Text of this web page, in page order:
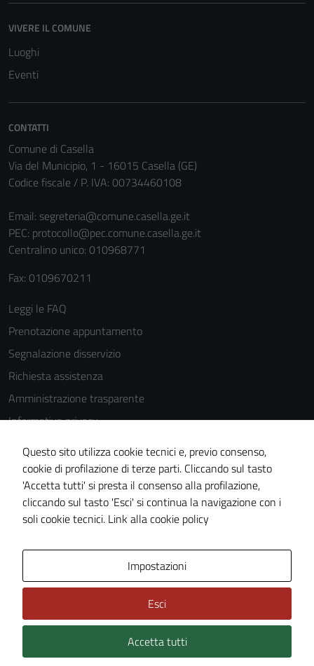
VIVERE IL COMUNE
Luoghi
Eventi
CONTATTI
Comune di Casella
Via del Municipio, 1 - 16015 Casella (GE)
Codice fiscale / P. IVA: 00734460108
Email: segreteria@comune.casella.ge.it
PEC: protocollo@pec.comune.casella.ge.it
Centralino unico: 010968771
Fax: 0109670211
Leggi le FAQ
Prenotazione appuntamento
Segnalazione disservizio
Richiesta assistenza
Amministrazione trasparente
Informativa privacy
Cookie Policy
Note legali
Dichiarazione di accessibilità
Piano di miglioramento del sito
Technical Design s.r.l.
Questo sito utilizza cookie tecnici e, previo consenso,
cookie di profilazione di terze parti. Cliccando sul tasto
'Accetta tutti' si presta il consenso alla profilazione,
cliccando sul tasto 'Esci' si continua la navigazione con i
soli cookie tecnici. Link alla cookie policy
Impostazioni
Esci
Accetta tutti
per il
possono
essere
Questi cookie
non raccolgono
informazioni
estesa per i
dettagli) e
possono
essere
utilizzati
anche per la
profilazione.
La
disabilitazione
peggiore la
navigazione e